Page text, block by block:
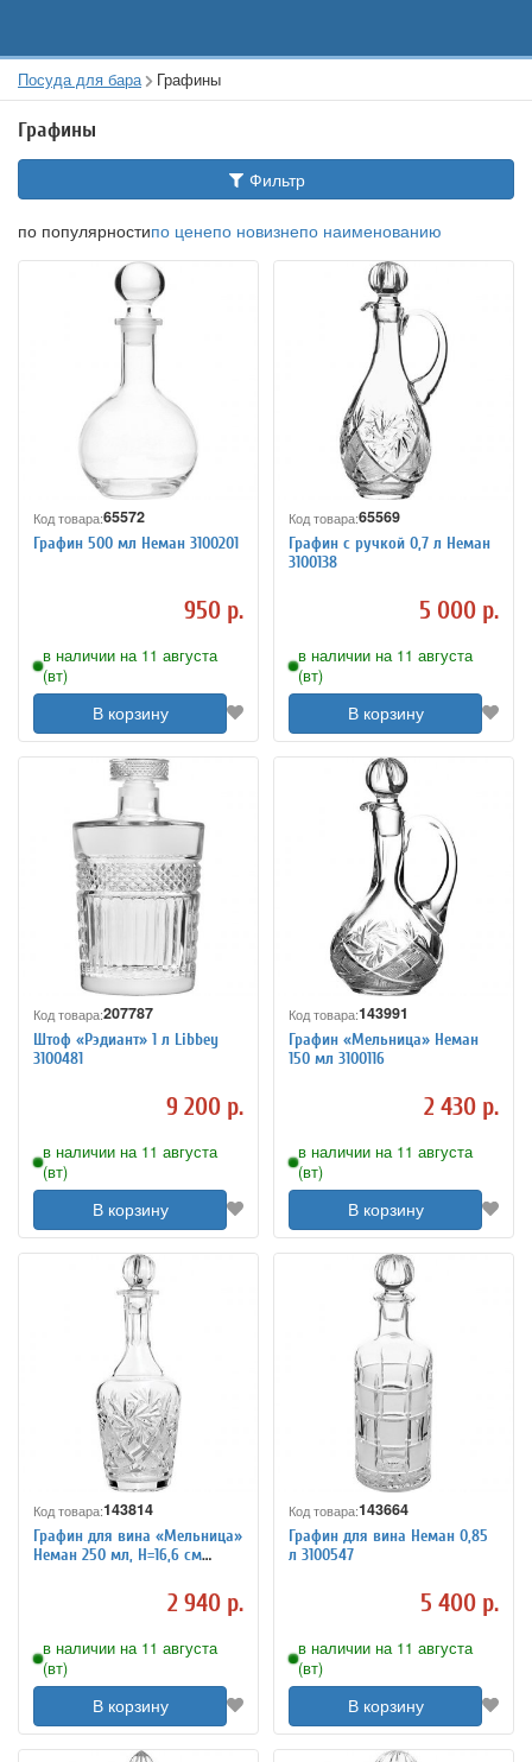
Посуда для бара Графины
Графины
Фильтр
по популярностипо ценепо новизнепо наименованию
Код товара:65572
Графин 500 мл Неман 3100201
950 р.
в наличии на 11 августа
(вт)
В корзину
Код товара:65569
Графин с ручкой 0,7 л Неман
3100138
5 000 р.
в наличии на 11 августа
(вт)
В корзину
Код товара:207787
Штоф «Рэдиант» 1 л Libbey
3100481
9 200 р.
в наличии на 11 августа
(вт)
В корзину
Код товара:143991
Графин «Мельница» Неман
150 мл 3100116
2 430 р.
в наличии на 11 августа
(вт)
В корзину
Код товара:143814
Графин для вина «Мельница»
Неман 250 мл, H=16,6 см
2 940 р.
в наличии на 11 августа
(вт)
В корзину
Код товара:143664
Графин для вина Неман 0,85
л 3100547
5 400 р.
в наличии на 11 августа
(вт)
В корзину